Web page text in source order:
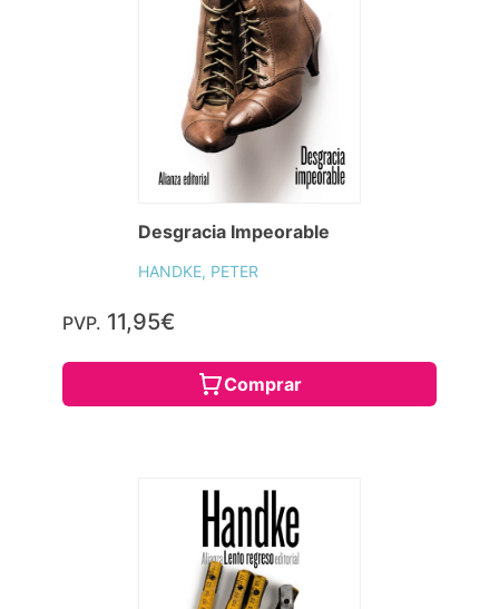
Desgracia Impeorable
HANDKE, PETER
PVP. 11,95€
Comprar